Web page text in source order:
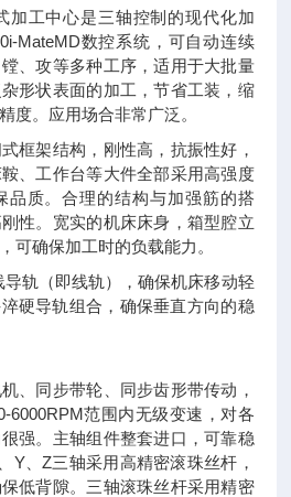
加工中心是三轴控制的现代化加
MateMD数控系统，可自动连续
、攻等多种工序，适用于大批量
形状表面的加工，节省工装，缩
度。应用场合非常广泛。
框架结构，刚性高，抗振性好，
、工作台等大件全部采用高强度
品质。合理的结构与加强筋的搭
性。宽实的机床床身，箱型腔立
可确保加工时的负载能力。
导轨（即线轨），确保机床移动轻
淬硬导轨组合，确保垂直方向的稳
、同步带轮、同步齿形带传动，
6000RPM范围内无级变速，对各
强。主轴组件整套进口，可靠稳
Y、Z三轴采用高精密滚珠丝杆，
低背隙。三轴滚珠丝杆采用精密